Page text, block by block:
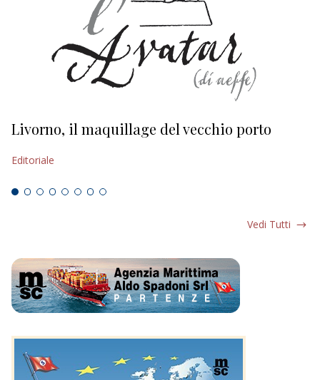
Livorno, il maquillage del vecchio porto
Editoriale
Vedi Tutti